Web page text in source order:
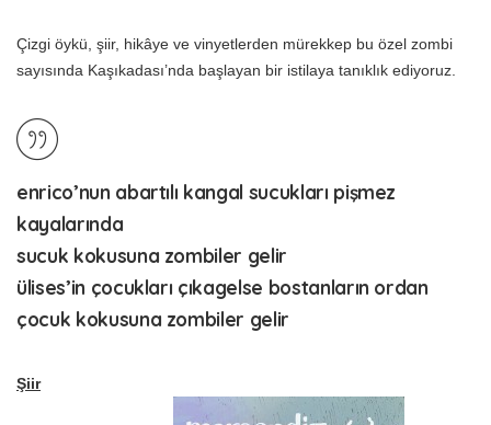
Çizgi öykü, şiir, hikâye ve vinyetlerden mürekkep bu özel zombi
sayısında Kaşıkadası’nda başlayan bir istilaya tanıklık ediyoruz.
enrico’nun abartılı kangal sucukları pişmez
kayalarında
sucuk kokusuna zombiler gelir
ülises’in çocukları çıkagelse bostanların ordan
çocuk kokusuna zombiler gelir
Şiir